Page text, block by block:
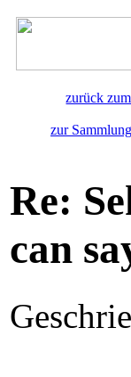
zurück
zur
Re:
can